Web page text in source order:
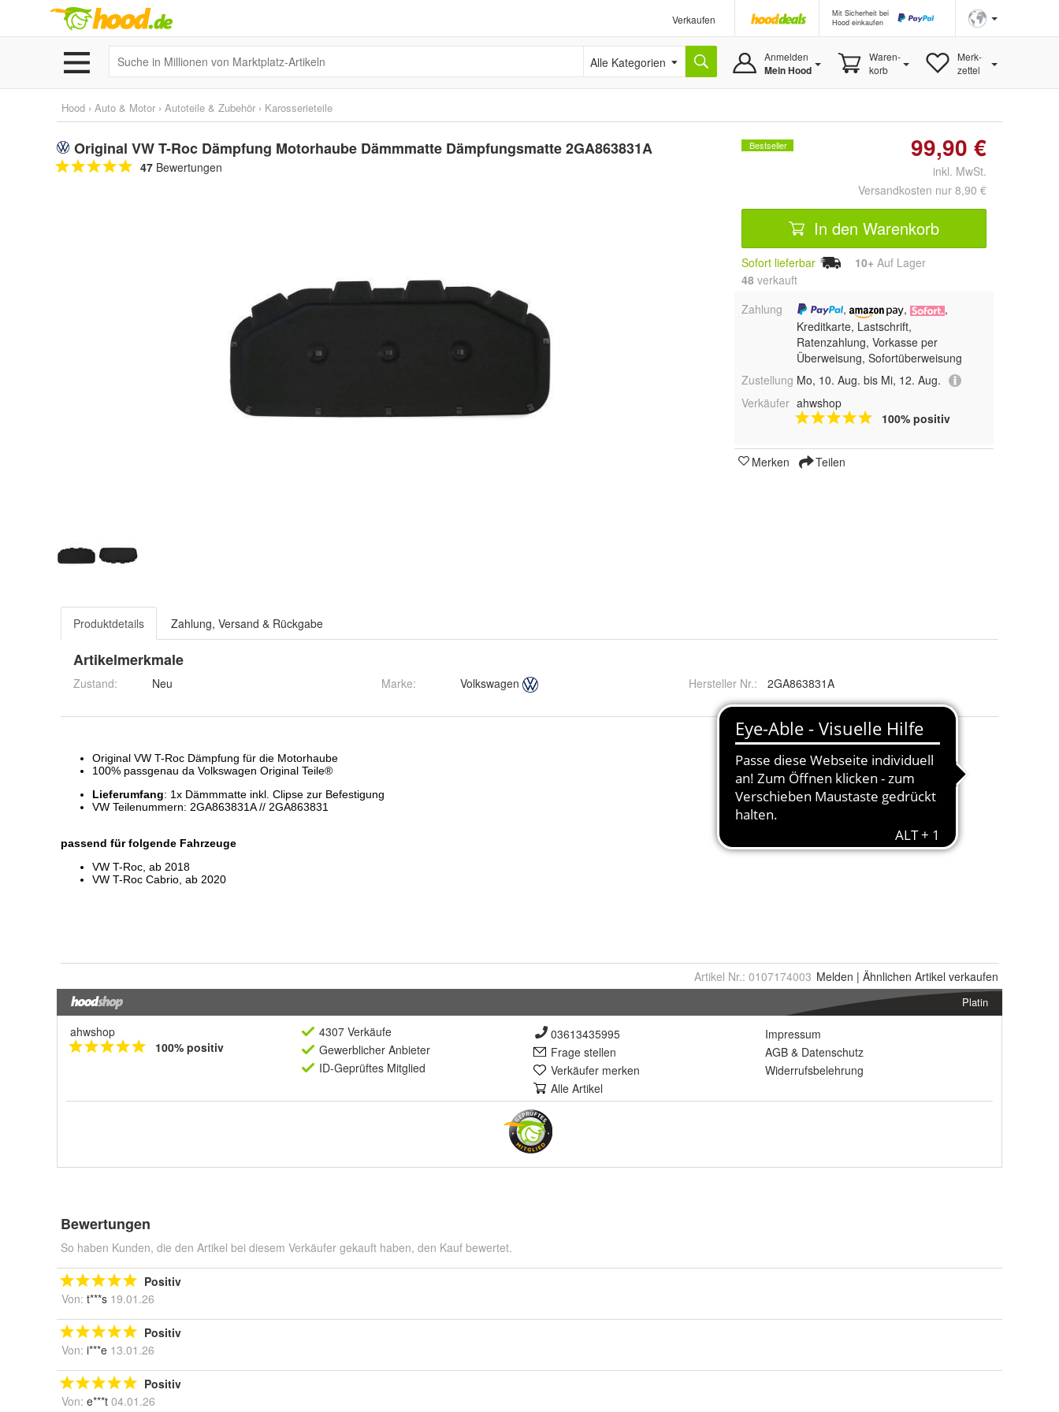
Verkaufen
Mit Sicherheit bei
Hood einkaufen
Alle Kategorien Anmelden
Mein Hood
Waren-
korb
Merk-
zettel
Hood › Auto & Motor › Autoteile & Zubehör › Karosserieteile
Original VW T-Roc Dämpfung Motorhaube Dämmmatte Dämpfungsmatte 2GA863831A
47 Bewertungen
Bestseller 99,90 €
inkl. MwSt.
Versandkosten nur 8,90 €
In den Warenkorb
Sofort lieferbar 10+ Auf Lager
48 verkauft
Zahlung
, ,
,
Kreditkarte, Lastschrift,
Ratenzahlung, Vorkasse per
Überweisung, Sofortüberweisung
Zustellung Mo, 10. Aug. bis Mi, 12. Aug.
Verkäufer ahwshop
100% positiv
Merken Teilen
Produktdetails Zahlung, Versand & Rückgabe
Artikelmerkmale
Zustand: Neu Marke: Volkswagen Hersteller Nr.: 2GA863831A
Artikel Nr.: 0107174003 Melden | Ähnlichen Artikel verkaufen
Platin
ahwshop
100% positiv
4307 Verkäufe
Gewerblicher Anbieter
ID-Geprüftes Mitglied
03613435995
Frage stellen
Verkäufer merken
Alle Artikel
Impressum
AGB & Datenschutz
Widerrufsbelehrung
Bewertungen
So haben Kunden, die den Artikel bei diesem Verkäufer gekauft haben, den Kauf bewertet.
Positiv
Von: t***s 19.01.26
Positiv
Von: i***e 13.01.26
Positiv
Von: e***t 04.01.26